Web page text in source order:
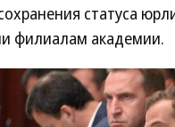
статуса
филиалам академии.